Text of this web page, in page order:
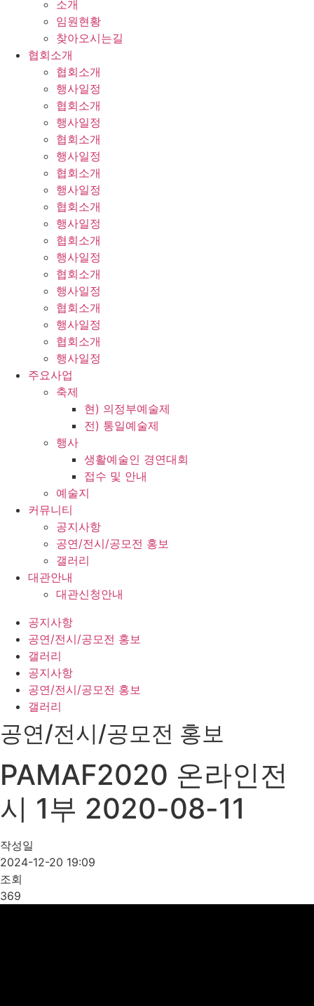
소개
임원현황
찾아오시는길
협회소개
협회소개
행사일정
협회소개
행사일정
협회소개
행사일정
협회소개
행사일정
협회소개
행사일정
협회소개
행사일정
협회소개
행사일정
협회소개
행사일정
협회소개
행사일정
주요사업
축제
현) 의정부예술제
전) 통일예술제
행사
생활예술인 경연대회
접수 및 안내
예술지
커뮤니티
공지사항
공연/전시/공모전 홍보
갤러리
대관안내
대관신청안내
공지사항
공연/전시/공모전 홍보
갤러리
공지사항
공연/전시/공모전 홍보
갤러리
공연/전시/공모전 홍보
PAMAF2020 온라인전
시 1부 2020-08-11
작성일
2024-12-20 19:09
조회
369